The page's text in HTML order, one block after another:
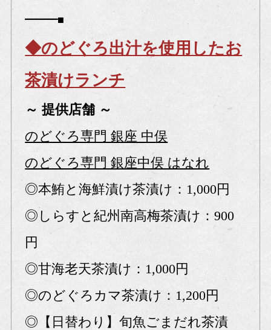
━━━■
◆のどぐろ出汁を使用したお
茶漬けランチ
～ 提供店舗 ～
のどぐろ専門 銀座 中俣
のどぐろ専門 銀座中俣 はなれ
◎本鮪と海鮮漬け茶漬け：1,000円
◎しらすと紀州南高梅茶漬け：900
円
◎甘海老天茶漬け：1,000円
◎のどぐろカマ茶漬け：1,200円
◎【日替わり】旬魚ごまだれ茶漬